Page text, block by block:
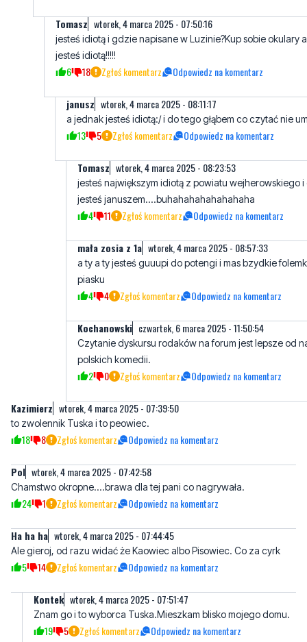
Tomasz wtorek, 4 marca 2025 - 07:50:16
jesteś idiotą i gdzie napisane w Luzinie?Kup sobie okulary
jesteś idiotą!!!!!
6 18 Zgłoś komentarz Odpowiedz na komentarz
janusz wtorek, 4 marca 2025 - 08:11:17
a jednak jesteś idiotą:/ i do tego głąbem co czytać nie
13 5 Zgłoś komentarz Odpowiedz na komentarz
Tomasz wtorek, 4 marca 2025 - 08:23:53
jesteś największym idiotą z powiatu wejherowskiego
jesteś januszem....buhahahahahahahaha
4 11 Zgłoś komentarz Odpowiedz na komentarz
mała zosia z 1a wtorek, 4 marca 2025 - 08:57:33
a ty a ty jesteś guuupi do potengi i mas bzydkie
piasku
4 4 Zgłoś komentarz Odpowiedz na komentarz
Kochanowski czwartek, 6 marca 2025 - 11:50:54
Czytanie dyskursu rodaków na forum jest lepsze od
polskich komedii.
2 0 Zgłoś komentarz Odpowiedz na komentarz
Kazimierz wtorek, 4 marca 2025 - 07:39:50
to zwolennik Tuska i to peowiec.
18 8 Zgłoś komentarz Odpowiedz na komentarz
Pol wtorek, 4 marca 2025 - 07:42:58
Chamstwo okropne....brawa dla tej pani co nagrywała.
24 1 Zgłoś komentarz Odpowiedz na komentarz
Ha ha ha wtorek, 4 marca 2025 - 07:44:45
Ale gieroj, od razu widać że Kaowiec albo Pisowiec. Co za cyrk
5 14 Zgłoś komentarz Odpowiedz na komentarz
Kontek wtorek, 4 marca 2025 - 07:51:47
Znam go i to wyborca Tuska.Mieszkam blisko mojego domu.
19 5 Zgłoś komentarz Odpowiedz na komentarz